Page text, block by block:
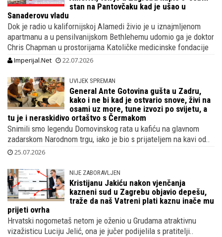
stan na Pantovčaku kad je ušao u
Sanaderovu vladu
Dok je radio u kalifornijskoj Alamedi živio je u iznajmljenom
apartmanu a u pensilvanijskom Bethlehemu udomio ga je doktor
Chris Chapman u prostorijama Katoličke medicinske fondacije
Imperijal.Net 22.07.2026
UVIJEK SPREMAN
General Ante Gotovina gušta u Zadru,
kako i ne bi kad je ostvario snove, živi na
osami uz more, tune izvozi po svijetu, a
tu je i neraskidivo ortaštvo s Čermakom
Snimili smo legendu Domovinskog rata u kafiću na glavnom
zadarskom Narodnom trgu, iako je bio s prijateljem na kavi od..
25.07.2026
NIJE ZABORAVLJEN
Kristijanu Jakiću nakon vjenčanja
kazneni sud u Zagrebu objavio depešu,
traže da naš Vatreni plati kaznu inače mu
prijeti ovrha
Hrvatski nogometaš netom je oženio u Grudama atraktivnu
vizažisticu Luciju Jelić, ona je jučer podijelila s pratitelji..